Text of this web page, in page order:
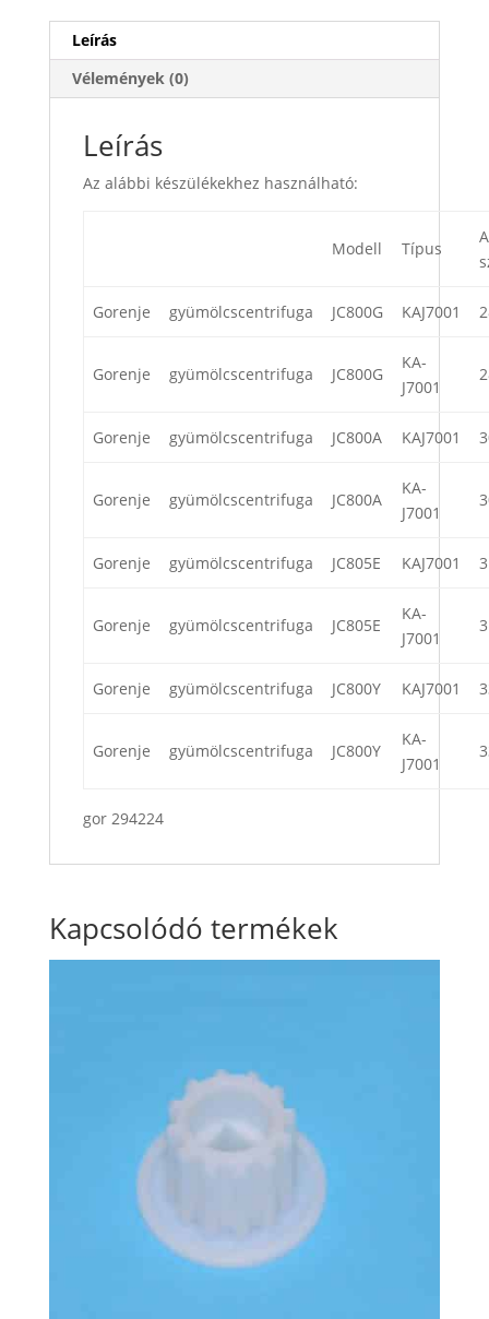
Leírás
Vélemények (0)
Leírás
Az alábbi készülékekhez használható:
Modell Típus
Gorenje gyümölcscentrifuga JC800G KAJ7001
Gorenje gyümölcscentrifuga JC800G
KA-
J7001
Gorenje gyümölcscentrifuga JC800A KAJ7001
Gorenje gyümölcscentrifuga JC800A
KA-
J7001
Gorenje gyümölcscentrifuga JC805E KAJ7001
Gorenje gyümölcscentrifuga JC805E
KA-
J7001
Gorenje gyümölcscentrifuga JC800Y KAJ7001
Gorenje gyümölcscentrifuga JC800Y
KA-
J7001
gor 294224
Kapcsolódó termékek